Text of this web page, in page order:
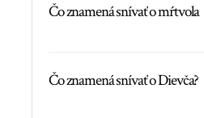
Čo znamená snívať o mŕtvola
Čo znamená snívať o Dievča?